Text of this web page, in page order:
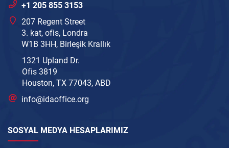
+1 205 855 3153
207 Regent Street
3. kat, ofis, Londra
W1B 3HH, Birleşik Krallık
1321 Upland Dr.
Ofis 3819
Houston, TX 77043, ABD
info@idaoffice.org
SOSYAL MEDYA HESAPLARIMIZ